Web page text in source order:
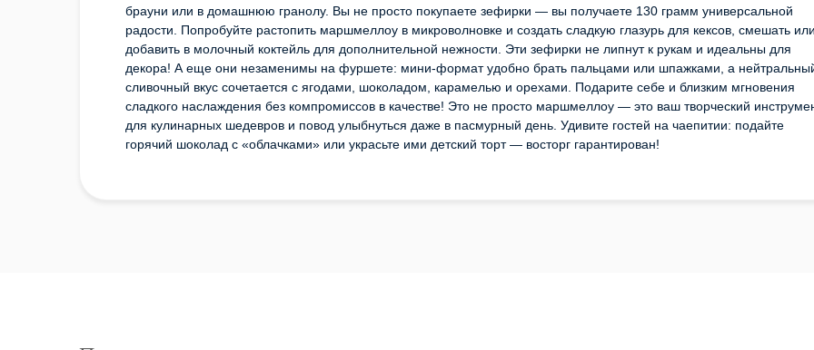
брауни или в домашнюю гранолу. Вы не просто покупаете зефирки — вы получаете 130 грамм универсальной
радости. Попробуйте растопить маршмеллоу в микроволновке и создать сладкую глазурь для кексов, смешать или
добавить в молочный коктейль для дополнительной нежности. Эти зефирки не липнут к рукам и идеальны для
декора! А еще они незаменимы на фуршете: мини-формат удобно брать пальцами или шпажками, а
сливочный вкус сочетается с ягодами, шоколадом, карамелью и орехами. Подарите себе и близким мгновения
сладкого наслаждения без компромиссов в качестве! Это не просто маршмеллоу — это ваш творческий
для кулинарных шедевров и повод улыбнуться даже в пасмурный день. Удивите гостей на чаепитии: подайте
горячий шоколад с «облачками» или украсьте ими детский торт — восторг гарантирован!